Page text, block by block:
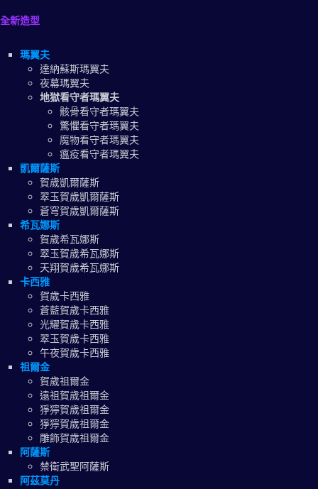
全新造型
瑪翼夫
達納蘇斯瑪翼夫
夜幕瑪翼夫
地獄看守者瑪翼夫
骸骨看守者瑪翼夫
驚懼看守者瑪翼夫
魔物看守者瑪翼夫
瘟疫看守者瑪翼夫
凱爾薩斯
賀歲凱爾薩斯
翠玉賀歲凱爾薩斯
蒼穹賀歲凱爾薩斯
希瓦娜斯
賀歲希瓦娜斯
翠玉賀歲希瓦娜斯
天翔賀歲希瓦娜斯
卡西雅
賀歲卡西雅
蒼藍賀歲卡西雅
光耀賀歲卡西雅
翠玉賀歲卡西雅
午夜賀歲卡西雅
祖爾金
賀歲祖爾金
遠祖賀歲祖爾金
猙獰賀歲祖爾金
猙獰賀歲祖爾金
雕飾賀歲祖爾金
阿薩斯
禁衛武聖阿薩斯
阿茲莫丹